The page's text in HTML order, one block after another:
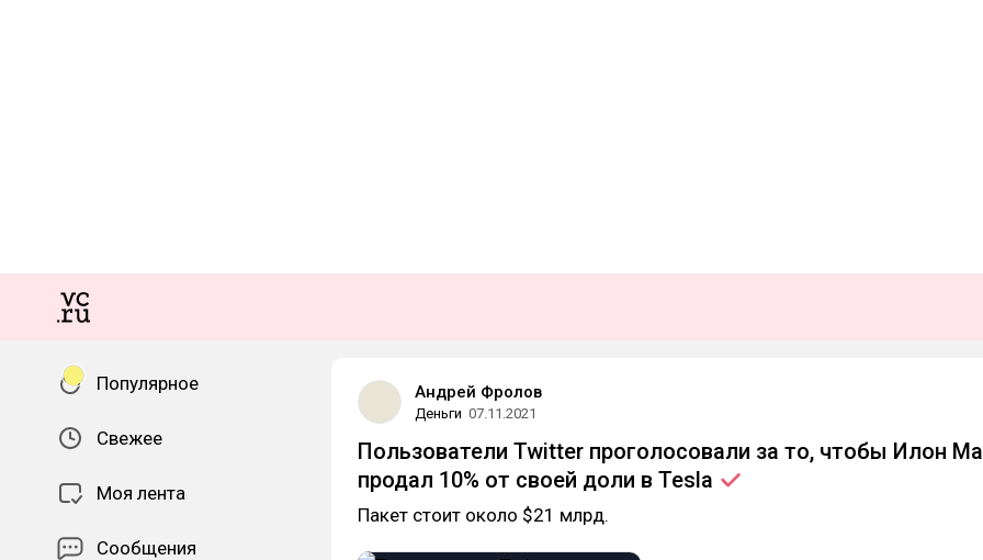
Популярное
Свежее
Моя лента
Сообщения
Андрей Фролов
Деньги 07.11.2021
Пользователи Twitter проголосовали за то, чтобы Илон
продал 10% от своей доли в Tesla
Пакет стоит около $21 млрд.